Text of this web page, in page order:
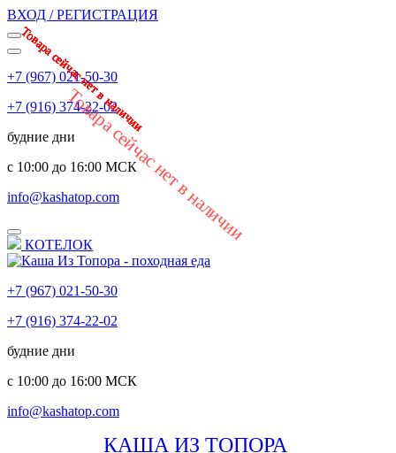
ВХОД / РЕГИСТРАЦИЯ
+7 (967) 021-50-30
+7 (916) 374-22-02
будние дни
с 10:00 до 16:00 МСК
info@kashatop.com
КОТЕЛОК
+7 (967) 021-50-30
+7 (916) 374-22-02
будние дни
с 10:00 до 16:00 МСК
info@kashatop.com
КАША ИЗ ТОПОРА
Товара сейчас нет в наличии
Товара сейчас нет в наличии
Товара сейчас нет в наличии
Товара сейчас нет в наличии
Товара сейчас нет в наличии
Товара сейчас нет в наличии
Товара сейчас нет в наличии
Товара сейчас нет в наличии
Товара сейчас нет в наличии